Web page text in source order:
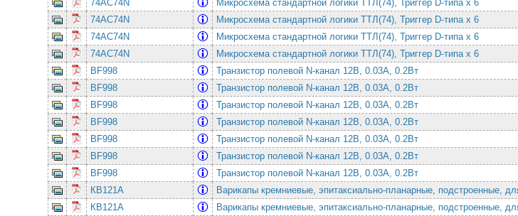
74AC74N
Микросхема стандартной логики ТТЛ(74), Триггер D-типа х 6
74AC74N
Микросхема стандартной логики ТТЛ(74), Триггер D-типа х 6
74AC74N
Микросхема стандартной логики ТТЛ(74), Триггер D-типа х 6
74AC74N
Микросхема стандартной логики ТТЛ(74), Триггер D-типа х 6
BF998
Транзистор полевой N-канал 12В, 0.03А, 0.2Вт
BF998
Транзистор полевой N-канал 12В, 0.03А, 0.2Вт
BF998
Транзистор полевой N-канал 12В, 0.03А, 0.2Вт
BF998
Транзистор полевой N-канал 12В, 0.03А, 0.2Вт
BF998
Транзистор полевой N-канал 12В, 0.03А, 0.2Вт
BF998
Транзистор полевой N-канал 12В, 0.03А, 0.2Вт
BF998
Транзистор полевой N-канал 12В, 0.03А, 0.2Вт
КВ121А
Варикапы кремниевые, эпитаксиально-планарные, подстроенные,
КВ121А
Варикапы кремниевые, эпитаксиально-планарные, подстроенные,